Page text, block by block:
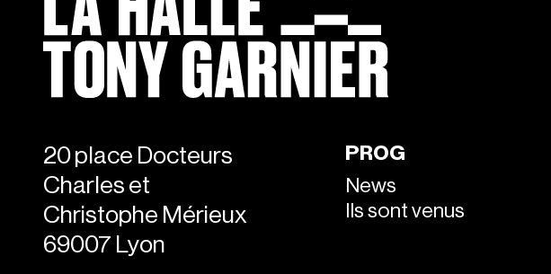
20 place Docteurs
Charles et
Christophe Mérieux
69007 Lyon
PROG
News
Ils sont venus